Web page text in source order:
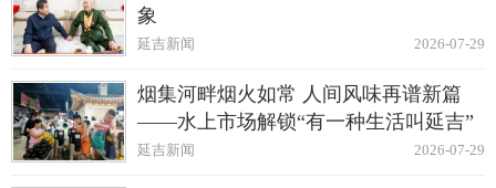
象
2026-07-29
延吉新闻
烟集河畔烟火如常 人间风味再谱新篇
——水上市场解锁“有一种生活叫延吉”
2026-07-29
延吉新闻